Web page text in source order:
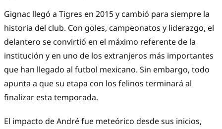
Gignac llegó a Tigres en 2015 y cambió para siempre la
historia del club. Con goles, campeonatos y liderazgo, el
delantero se convirtió en el máximo referente de la
institución y en uno de los extranjeros más importantes
que han llegado al futbol mexicano. Sin embargo, todo
apunta a que su etapa con los felinos terminará al
finalizar esta temporada.
El impacto de André fue meteórico desde sus inicios,